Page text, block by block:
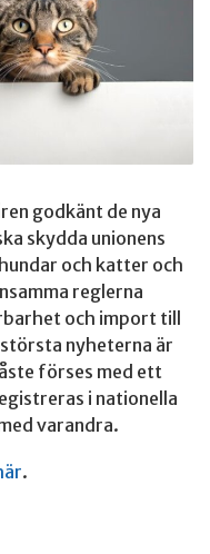
godkänt de nya
skydda unionens
och katter och
reglerna
och import till
nyheterna är
förses med ett
i nationella
varandra.
.